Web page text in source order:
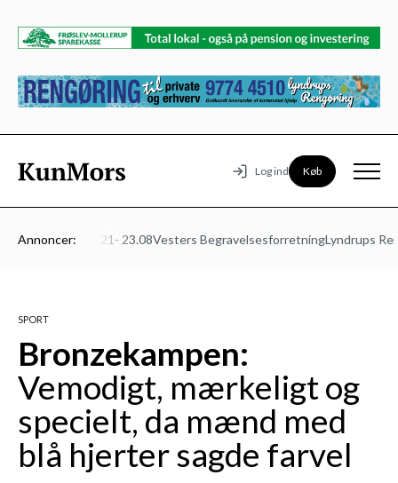
Log ind Køb
Annoncer:Mors 21- 23.08Vesters BegravelsesforretningLyndrups
SPORT
Bronzekampen:
Vemodigt, mærkeligt og
specielt, da mænd med
blå hjerter sagde farvel